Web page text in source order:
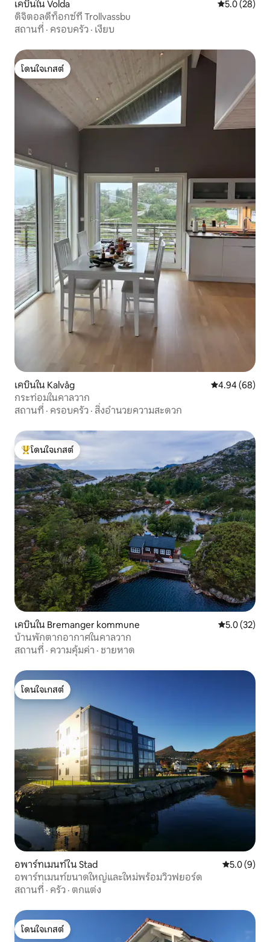
เคบินใน Volda คะแนนเฉลี่ย
5.0 (28)
ดิจิตอลดีท็อกซ์ที่ Trollvassbu
สถานที่ · ครอบครัว · เงียบ
โดนใจเกสต์
โดนใจเกสต์
เคบินใน Kalvåg คะแนนเฉลี่ย
4.94 (68)
กระท่อมในคาลวาก
สถานที่ · ครอบครัว · สิ่งอำนวยความสะดวก
โดนใจเกสต์ที่สุด
โดนใจเกสต์
เคบินใน Bremanger kommune คะแนนเฉลี่ย
5.0 (32)
บ้านพักตากอากาศในคาลวาก
สถานที่ · ความคุ้มค่า · ชายหาด
โดนใจเกสต์
โดนใจเกสต์
อพาร์ทเมนท์ใน Stad คะแนนเฉลี่
5.0 (9)
อพาร์ทเมนท์ขนาดใหญ่และใหม่พร้อมวิวฟยอร์ด
สถานที่ · ครัว · ตกแต่ง
โดนใจเกสต์
โดนใจเกสต์